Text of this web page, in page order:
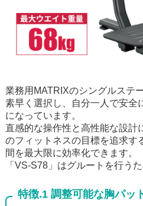
業務用MATRIXのシングルステ
素早く選択し、自分一人で安全
になっています。
直感的な操作性と高性能な設計
のフィットネスの目標を追求す
間を最大限に効率化できます。
「VS-S78」はグルートを行う
特徴.1 調整可能な胸パッ